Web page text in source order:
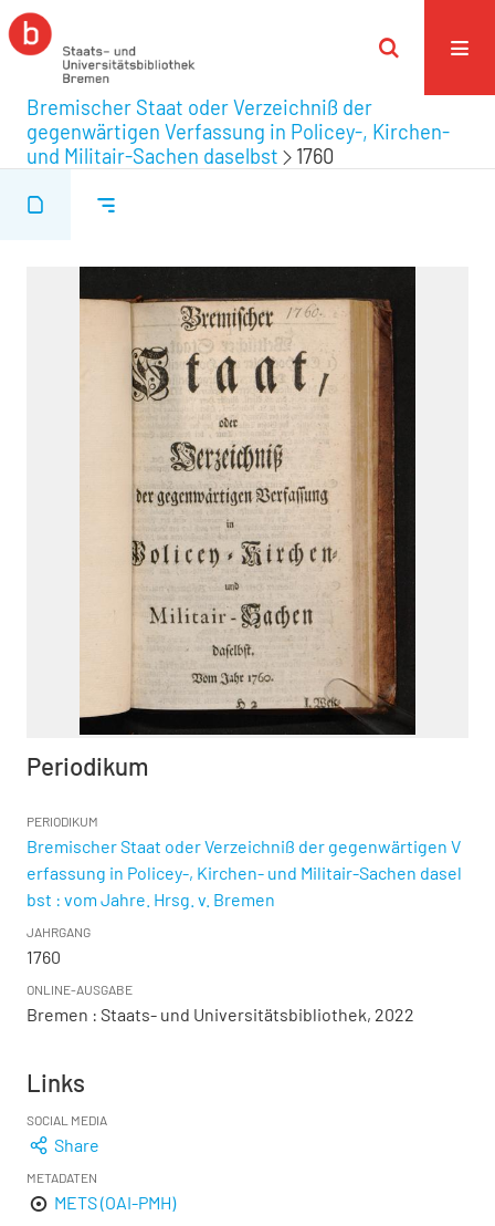
Bremischer Staat oder Verzeichniß der
gegenwärtigen Verfassung in Policey-, Kirchen-
und Militair-Sachen daselbst
1760
Periodikum
PERIODIKUM
Bremischer Staat oder Verzeichniß der gegenwärtigen V
erfassung in Policey-, Kirchen- und Militair-Sachen dasel
bst : vom Jahre. Hrsg. v. Bremen
JAHRGANG
1760
ONLINE-AUSGABE
Bremen : Staats- und Universitätsbibliothek, 2022
Links
SOCIAL MEDIA
Share
METADATEN
METS (OAI-PMH)